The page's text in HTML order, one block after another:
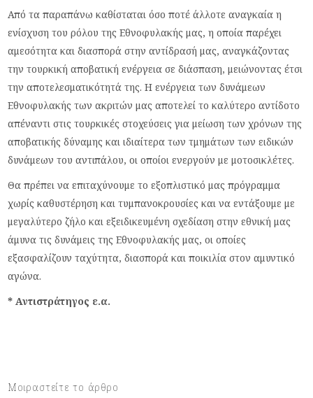
Από τα παραπάνω καθίσταται όσο ποτέ άλλοτε αναγκαία η
ενίσχυση του ρόλου της Εθνοφυλακής μας, η οποία παρέχει
αμεσότητα και διασπορά στην αντίδρασή μας, αναγκάζοντας
την τουρκική αποβατική ενέργεια σε διάσπαση, μειώνοντας έτσι
την αποτελεσματικότητά της. Η ενέργεια των δυνάμεων
Εθνοφυλακής των ακριτών μας αποτελεί το καλύτερο αντίδοτο
απέναντι στις τουρκικές στοχεύσεις για μείωση των χρόνων της
αποβατικής δύναμης και ιδιαίτερα των τμημάτων των ειδικών
δυνάμεων του αντιπάλου, οι οποίοι ενεργούν με μοτοσικλέτες.
Θα πρέπει να επιταχύνουμε το εξοπλιστικό μας πρόγραμμα
χωρίς καθυστέρηση και τυμπανοκρουσίες και να εντάξουμε με
μεγαλύτερο ζήλο και εξειδικευμένη σχεδίαση στην εθνική μας
άμυνα τις δυνάμεις της Εθνοφυλακής μας, οι οποίες
εξασφαλίζουν ταχύτητα, διασπορά και ποικιλία στον αμυντικό
αγώνα.
* Αντιστράτηγος ε.α.
Μοιραστείτε το άρθρο